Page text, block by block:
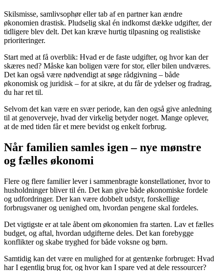
Skilsmisse, samlivsophør eller tab af en partner kan ændre
økonomien drastisk. Pludselig skal én indkomst dække udgifter, der
tidligere blev delt. Det kan kræve hurtig tilpasning og realistiske
prioriteringer.
Start med at få overblik: Hvad er de faste udgifter, og hvor kan der
skæres ned? Måske kan boligen være for stor, eller bilen undværes.
Det kan også være nødvendigt at søge rådgivning – både
økonomisk og juridisk – for at sikre, at du får de ydelser og fradrag,
du har ret til.
Selvom det kan være en svær periode, kan den også give anledning
til at genoverveje, hvad der virkelig betyder noget. Mange oplever,
at de med tiden får et mere bevidst og enkelt forbrug.
Når familien samles igen – nye mønstre
og fælles økonomi
Flere og flere familier lever i sammenbragte konstellationer, hvor to
husholdninger bliver til én. Det kan give både økonomiske fordele
og udfordringer. Der kan være dobbelt udstyr, forskellige
forbrugsvaner og uenighed om, hvordan pengene skal fordeles.
Det vigtigste er at tale åbent om økonomien fra starten. Lav et fælles
budget, og aftal, hvordan udgifterne deles. Det kan forebygge
konflikter og skabe tryghed for både voksne og børn.
Samtidig kan det være en mulighed for at gentænke forbruget: Hvad
har I egentlig brug for, og hvor kan I spare ved at dele ressourcer?